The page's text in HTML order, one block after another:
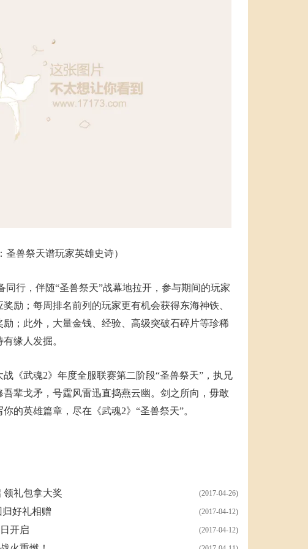
圣兽祭天谱玩家英雄史诗）
行，伴随“圣兽祭天”战幕地拉开，参与期间的玩家
励；每周排名前列的玩家更有机会获得东海神铁、
；此外，大量金钱、经验、高级突破石碎片等珍稀
缘人发掘。
《武魂2》年度全服联赛第二阶段“圣兽祭天”，执兄
辈戈矛，号霆风雷迅直捣燕云幽。剑之所向，毋敢
的英雄篇章，尽在《武魂2》“圣兽祭天”。
(2017-04-26)
领礼包拿大奖
(2017-04-12)
好礼相赠
(2017-04-12)
开启